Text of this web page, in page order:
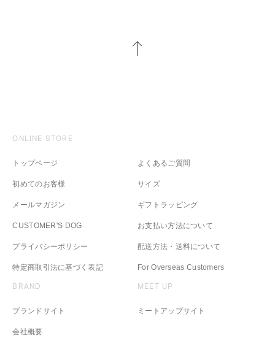
ONLINE STORE
トップページ
初めてのお客様
メールマガジン
CUSTOMER'S DOG
プライバシーポリシー
特定商取引法に基づく表記
よくあるご質問
サイズ
ギフトラッピング
お支払い方法について
配送方法・送料について
For Overseas Customers
BRAND
ブランドサイト
会社概要
MEET UP
ミートアップサイト